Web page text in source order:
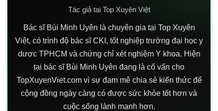
Tác giả tại Top Xuyên Việt
Bác sĩ Bùi Minh Uyên là chuyên gia tại Top Xuyên
Việt, có trình độ bác sĩ CKI, tốt nghiệp trường đại học y
dược TPHCM và chứng chỉ xét nghiệm Y khoa. Hiện
tại bác sĩ Bùi Minh Uyên đang là cố vấn cho
TopXuyenViet.com vì sự đam mê chia sẻ kiến thức để
cộng đồng ngày càng có được sức khỏe tốt hơn và
cuộc sống lành mạnh hơn.